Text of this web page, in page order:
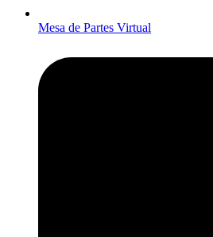
Mesa de Partes Virtual